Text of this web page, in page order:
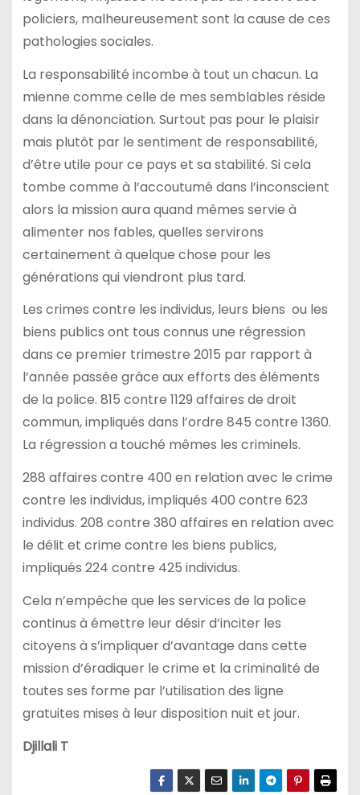
policiers, malheureusement sont la cause de ces
pathologies sociales.
La responsabilité incombe à tout un chacun. La
mienne comme celle de mes semblables réside
dans la dénonciation. Surtout pas pour le plaisir
mais plutôt par le sentiment de responsabilité,
d’être utile pour ce pays et sa stabilité. Si cela
tombe comme à l’accoutumé dans l’inconscient
alors la mission aura quand mêmes servie à
alimenter nos fables, quelles servirons
certainement à quelque chose pour les
générations qui viendront plus tard.
Les crimes contre les individus, leurs biens ou les
biens publics ont tous connus une régression
dans ce premier trimestre 2015 par rapport à
l’année passée grâce aux efforts des éléments
de la police. 815 contre 1129 affaires de droit
commun, impliqués dans l’ordre 845 contre 1360.
La régression a touché mêmes les criminels.
288 affaires contre 400 en relation avec le crime
contre les individus, impliqués 400 contre 623
individus. 208 contre 380 affaires en relation avec
le délit et crime contre les biens publics,
impliqués 224 contre 425 individus.
Cela n’empêche que les services de la police
continus à émettre leur désir d’inciter les
citoyens à s’impliquer d’avantage dans cette
mission d’éradiquer le crime et la criminalité de
toutes ses forme par l’utilisation des ligne
gratuites mises à leur disposition nuit et jour.
Djillali T